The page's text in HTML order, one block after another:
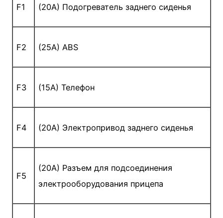
F1 (20A) Подогреватель заднего сиденья
F2 (25A) ABS
F3 (15A) Телефон
F4 (20A) Электропривод заднего сиденья
F5
(20A) Разъем для подсоединения
электрооборудования прицепа